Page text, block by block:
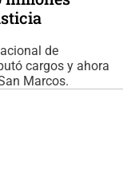
de
cargos y ahora
Marcos.